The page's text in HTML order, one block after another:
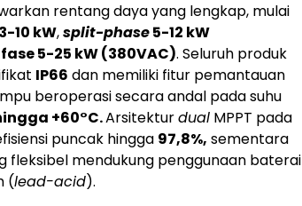
rentang daya yang lengkap, mulai
10 kW,split-phase5-12 kW
5-25 kW (380VAC). Seluruh produk
IP66 dan memiliki fitur pemantauan
beroperasi secara andal pada suhu
+60°C.Arsitekturdual MPPT pada
puncak hingga 97,8%, sementara
fleksibel mendukung penggunaan baterai
(lead-acid).